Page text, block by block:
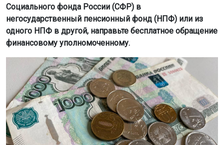
Социального фонда России (СФР) в
негосударственный пенсионный фонд (НПФ) или из
одного НПФ в другой, направьте бесплатное обращение
финансовому уполномоченному.